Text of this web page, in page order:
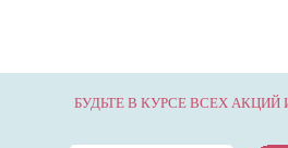
БУДЬТЕ В КУРСЕ ВСЕХ АКЦИЙ